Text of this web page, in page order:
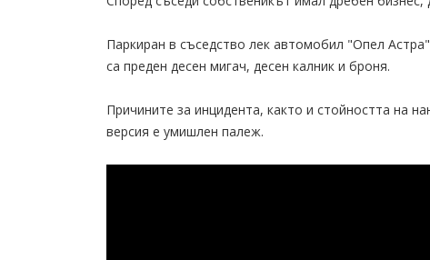
Паркиран в съседство лек автомобил "Опел
са преден десен мигач, десен калник и броня.
Причините за инцидента, както и стойността на
версия е умишлен палеж.